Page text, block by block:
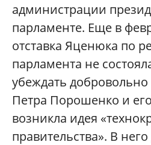
администрации
парламенте. Еще в
отставка Яценюка по
парламента не
убеждать добровольно
Петра Порошенко и
возникла идея
правительства». В